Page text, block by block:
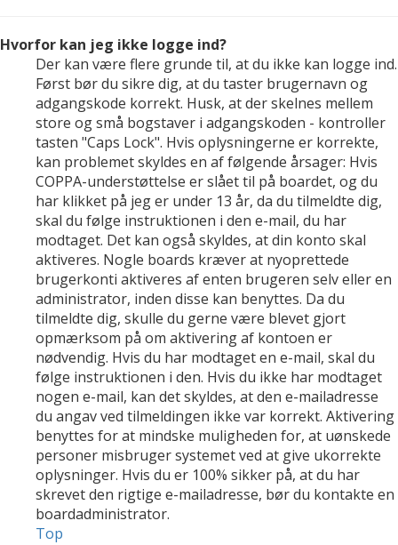
Hvorfor kan jeg ikke logge ind?
Der kan være flere grunde til, at du ikke kan logge ind.
Først bør du sikre dig, at du taster brugernavn og
adgangskode korrekt. Husk, at der skelnes mellem
store og små bogstaver i adgangskoden - kontroller
tasten "Caps Lock". Hvis oplysningerne er korrekte,
kan problemet skyldes en af følgende årsager: Hvis
COPPA-understøttelse er slået til på boardet, og du
har klikket på jeg er under 13 år, da du tilmeldte dig,
skal du følge instruktionen i den e-mail, du har
modtaget. Det kan også skyldes, at din konto skal
aktiveres. Nogle boards kræver at nyoprettede
brugerkonti aktiveres af enten brugeren selv eller en
administrator, inden disse kan benyttes. Da du
tilmeldte dig, skulle du gerne være blevet gjort
opmærksom på om aktivering af kontoen er
nødvendig. Hvis du har modtaget en e-mail, skal du
følge instruktionen i den. Hvis du ikke har modtaget
nogen e-mail, kan det skyldes, at den e-mailadresse
du angav ved tilmeldingen ikke var korrekt. Aktivering
benyttes for at mindske muligheden for, at uønskede
personer misbruger systemet ved at give ukorrekte
oplysninger. Hvis du er 100% sikker på, at du har
skrevet den rigtige e-mailadresse, bør du kontakte en
boardadministrator.
Top